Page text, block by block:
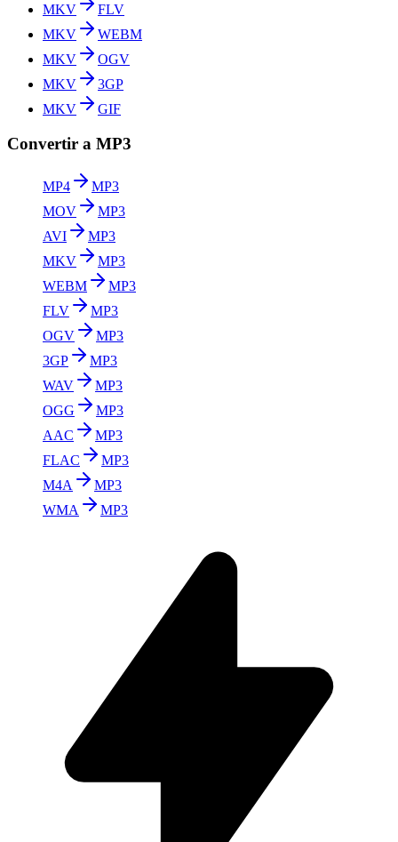
MKV
FLV
MKV
WEBM
MKV
OGV
MKV
3GP
MKV
GIF
Convertir a MP3
MP4
MP3
MOV
MP3
AVI
MP3
MKV
MP3
WEBM
MP3
FLV
MP3
OGV
MP3
3GP
MP3
WAV
MP3
OGG
MP3
AAC
MP3
FLAC
MP3
M4A
MP3
WMA
MP3